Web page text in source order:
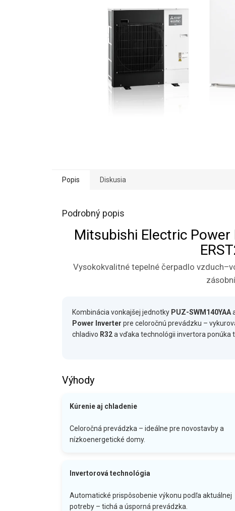
Popis Diskusia
Podrobný popis
Mitsubishi Electric
Vysokokvalitné tepelné čerpadlo
Kombinácia vonkajšej jednotky PUZ-SWM140YAA
Power Inverter pre celoročnú prevádzku –
chladivo R32a vďaka technológii invertora ponúka
Výhody
Kúrenie aj chladenie
Celoročná prevádzka – ideálne pre novostavby a
nízkoenergetické domy.
Invertorová technológia
Automatické prispôsobenie výkonu podľa aktuálnej
potreby – tichá a úsporná prevádzka.